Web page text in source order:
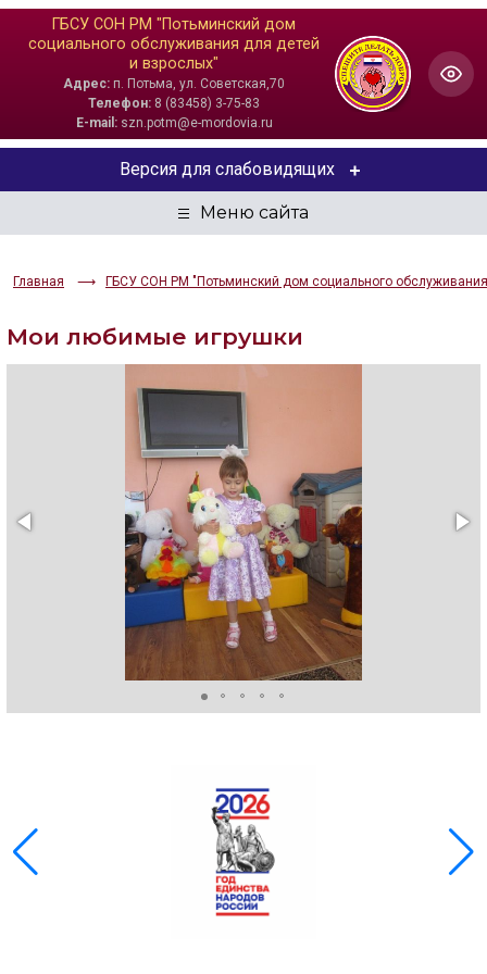
ГБСУ СОН РМ "Потьминский дом
социального обслуживания для детей
и взрослых"
Адрес: п. Потьма, ул. Советская,70
Телефон: 8 (83458) 3-75-83
E-mail:szn.potm@e-mordovia.ru
Главная ГБСУ СОН РМ "Потьминский дом социального
Версия для слабовидящих
ЦВЕТОВАЯ СХЕМА
Aa Aa Aa
ИЗОБРАЖЕНИЯ
Скрыть
ГОЛОС
🔊 Включить озвучивание
Настройки по умолчанию
Настройки по умолчанию
Мои любимые игрушки